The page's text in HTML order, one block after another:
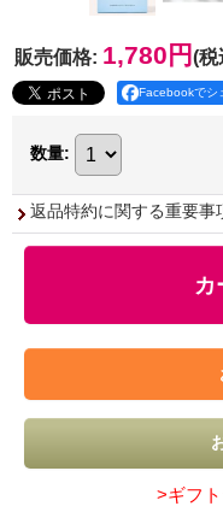
販売価格: 1,780円 (税
Facebookでシ
数量:
返品特約に関する重要事
>ギフ